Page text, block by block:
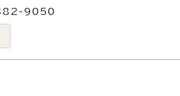
382-9050